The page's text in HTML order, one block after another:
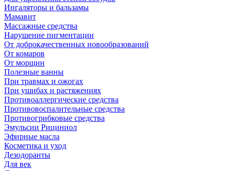
Ингаляторы и бальзамы
Мамавит
Массажные средства
Нарушение пигментации
От доброкачественных новообразований
От комаров
От морщин
Полезные ванны
При травмах и ожогах
При ушибах и растяжениях
Противоаллергические средства
Противовоспалительные средства
Противогрибковые средства
Эмульсии Рициниол
Эфирные масла
Косметика и уход
Дезодоранты
Для век